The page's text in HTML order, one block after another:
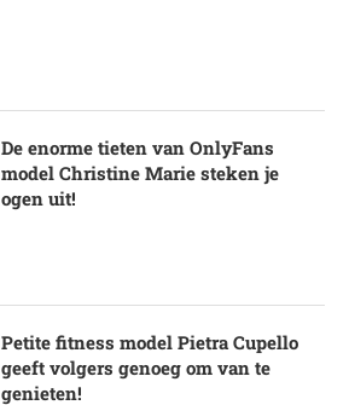
De enorme tieten van OnlyFans
model Christine Marie steken je
ogen uit!
Petite fitness model Pietra Cupello
geeft volgers genoeg om van te
genieten!